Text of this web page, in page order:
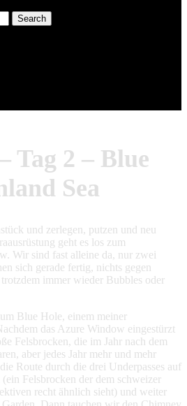
Tag 2 – Blue
Sea
und zerlegen, putzen und neu
geht es los zum
Wir sind fast alleine da, nur zwei
sich gerade fertig, nichts gegen
immer wieder Bubbles oder
Blue Hole, einem meiner
das Azure Window eingestürzt
Felsbrocken, die im Jahr nach dem
aber jedes Jahr mehr und mehr
Route durch die drei Underpasses auf
Felsbrocken der dem schweizer
recht ähnlich sieht) und weiter